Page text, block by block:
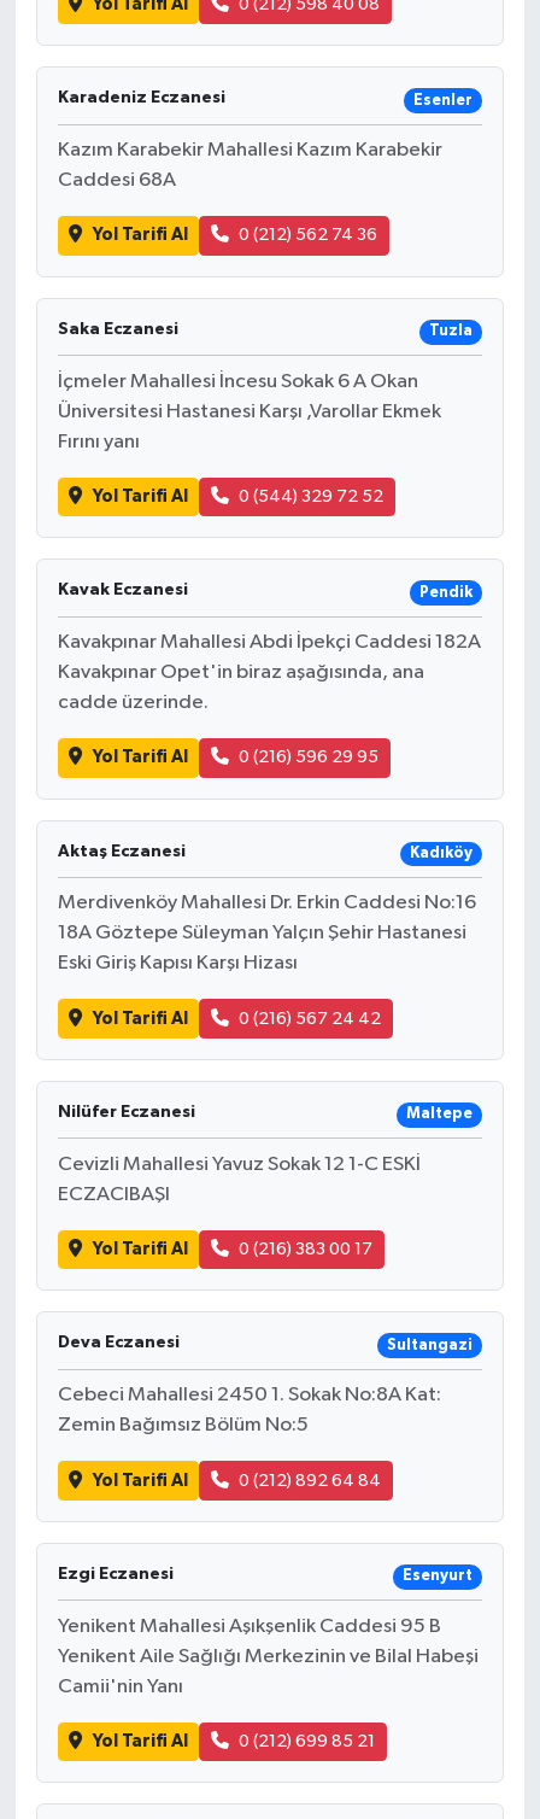
Yol Tarifi Al 0 (212) 598 40 08
Karadeniz Eczanesi Esenler
Kazım Karabekir Mahallesi Kazım Karabekir
Caddesi 68A
Yol Tarifi Al 0 (212) 562 74 36
Saka Eczanesi Tuzla
İçmeler Mahallesi İncesu Sokak 6 A Okan
Üniversitesi Hastanesi Karşı ,Varollar Ekmek
Fırını yanı
Yol Tarifi Al 0 (544) 329 72 52
Kavak Eczanesi Pendik
Kavakpınar Mahallesi Abdi İpekçi Caddesi 182A
Kavakpınar Opet'in biraz aşağısında, ana
cadde üzerinde.
Yol Tarifi Al 0 (216) 596 29 95
Aktaş Eczanesi Kadıköy
Merdivenköy Mahallesi Dr. Erkin Caddesi No:16
18A Göztepe Süleyman Yalçın Şehir Hastanesi
Eski Giriş Kapısı Karşı Hizası
Yol Tarifi Al 0 (216) 567 24 42
Nilüfer Eczanesi Maltepe
Cevizli Mahallesi Yavuz Sokak 12 1-C ESKİ
ECZACIBAŞI
Yol Tarifi Al 0 (216) 383 00 17
Deva Eczanesi Sultangazi
Cebeci Mahallesi 2450 1. Sokak No:8A Kat:
Zemin Bağımsız Bölüm No:5
Yol Tarifi Al 0 (212) 892 64 84
Ezgi Eczanesi Esenyurt
Yenikent Mahallesi Aşıkşenlik Caddesi 95 B
Yenikent Aile Sağlığı Merkezinin ve Bilal Habeşi
Camii'nin Yanı
Yol Tarifi Al 0 (212) 699 85 21